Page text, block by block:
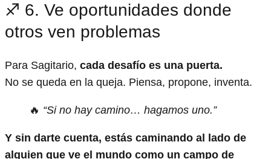
♐ 6. Ve oportunidades donde
otros ven problemas
Para Sagitario, cada desafío es una puerta.
No se queda en la queja. Piensa, propone, inventa.
🔥 “Si no hay camino… hagamos uno.”
Y sin darte cuenta, estás caminando al lado de
alguien que ve el mundo como un campo de